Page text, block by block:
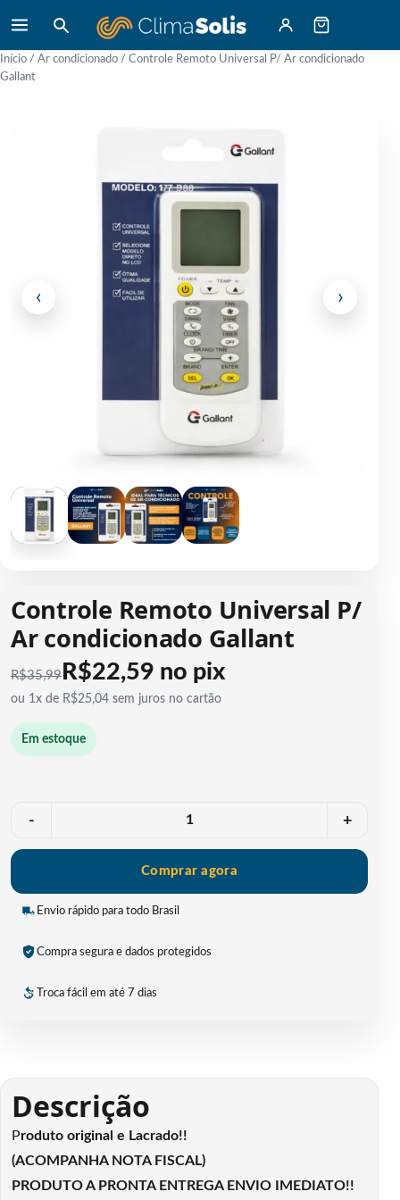
Início / Ar condicionado / Controle Remoto Universal P/ Ar condicionado
Gallant
1 / 4
‹ ›
Controle Remoto Universal P/
Ar condicionado Gallant
R$35,99 R$22,59 no pix
ou 1x de R$25,04 sem juros no cartão
Em estoque
- +
Comprar agora
Envio rápido para todo Brasil
Compra segura e dados protegidos
Troca fácil em até 7 dias
Descrição
Produto original e Lacrado!!
(ACOMPANHA NOTA FISCAL)
PRODUTO A PRONTA ENTREGA ENVIO IMEDIATO!!